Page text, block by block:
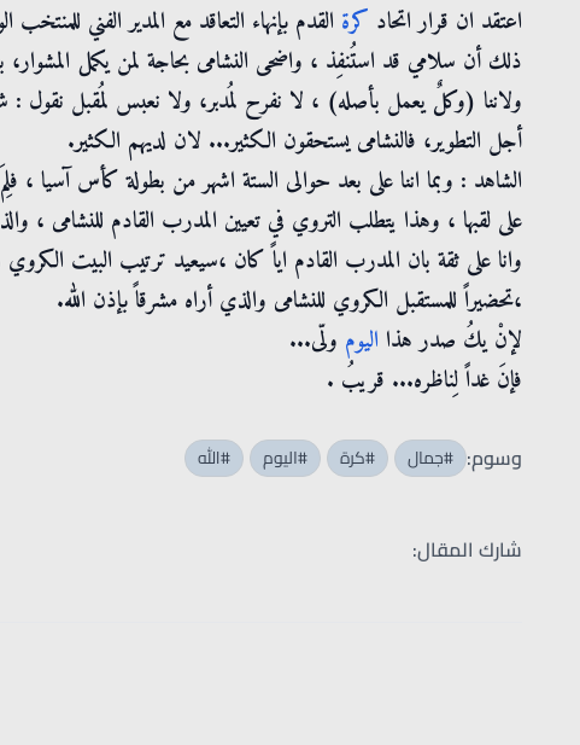
اعتقد ان قرار اتحاد كرة القدم بإنهاء التعاقد مع المدير الفني للمنتخب
ذلك أن سلامي قد استُنفِذ ، واضحى النشامى بحاجة لمن يكمل
ولاننا (وكلٌ يعمل بأصله) ، لا نفرح لمُدبر، ولا نعبس لمُقبل
أجل التطوير، فالنشامى يستحقون الكثير... لان لديهم الكثير.
الشاهد : وبما اننا على بعد حوالى الستة اشهر من بطولة كأس آسيا ،
على لقبها ، وهذا يتطلب التروي في تعيين المدرب القادم
وانا على ثقة بان المدرب القادم اياً كان ،سيعيد ترتيب البيت
،تحضيراً للمستقبل الكروي للنشامى والذي أراه مشرقاً بإذن الله.
لإنْ يكُ صدر هذا اليوم ولّى...
فإنَ غداً لِناظره... قريبُ .
وسوم: #جمال #كرة #اليوم #الله
شارك المقال: